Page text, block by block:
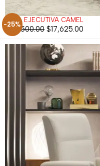
-25%
SILLA EJECUTIVA CAMEL
$23,500.00 $17,625.00